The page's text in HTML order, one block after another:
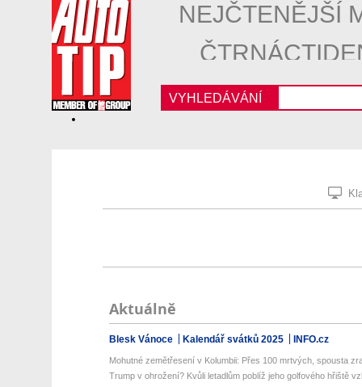
NEJČTENĚJŠÍ
VYHLEDÁVÁNÍ
Aktuálně
Blesk Vánoce Kalendář svátků 2025 INFO.cz
Mohutné zemětřesení v Kolumbii: Přes 100 mrtvých, spousta
Trump v ohrožení? Kvůli letadlům poblíž jeho golfového hřiště